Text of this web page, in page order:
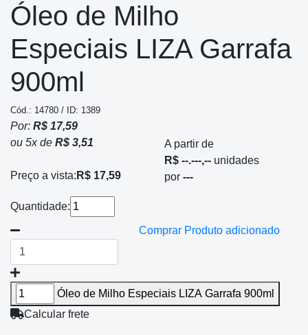
Óleo de Milho
Especiais LIZA Garrafa
900ml
Cód.: 14780 / ID: 1389
Por: R$ 17,59
ou 5xde R$ 3,51
Preço a vista: R$ 17,59
A partir de
R$ --.---,-- unidades
por ---
Quantidade:
Comprar Produto adicionado
Óleo de Milho Especiais LIZA Garrafa 900ml
Calcular frete